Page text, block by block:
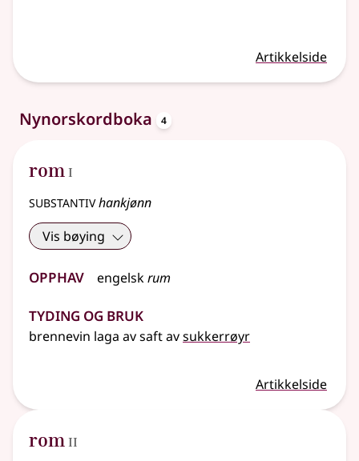
Artikkelside
Nynorskordboka 4
rom 1
I
substantivhankjønn
Vis bøying
Opphav engelskrum
Tyding og bruk
brennevin laga av saft avsukkerrøyr
Artikkelside
rom 2
II